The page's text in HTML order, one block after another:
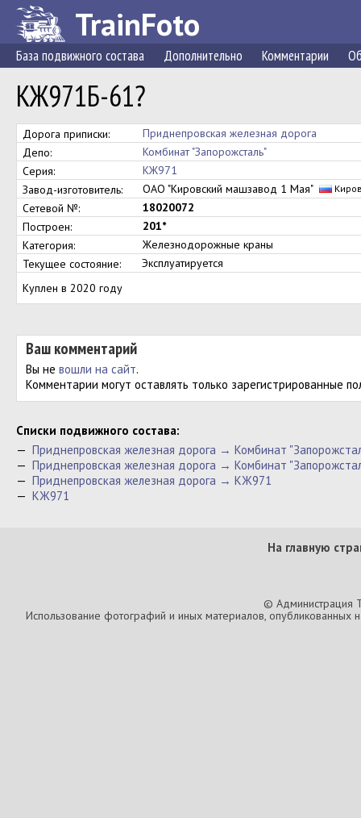
TrainFoto
База подвижного состава Дополнительно Комментарии
КЖ971Б-61?
Дорога приписки:
Приднепровская железная дорога
Депо:
Комбинат "Запорожсталь"
Серия:
КЖ971
Завод-изготовитель:
ОАО "Кировский машзавод 1 Мая"
Сетевой №:
18020072
Построен:
201*
Категория:
Железнодорожные краны
Текущее состояние:
Эксплуатируется
Куплен в 2020 году
Ваш комментарий
Вы не вошли на сайт.
Комментарии могут оставлять только зарегистрированные
Cписки подвижного состава:
— Приднепровская железная дорога → Комбинат
— Приднепровская железная дорога → Комбинат
— Приднепровская железная дорога → КЖ971
— КЖ971
На главную
© Администрация
Использование фотографий и иных материалов, опубликованных